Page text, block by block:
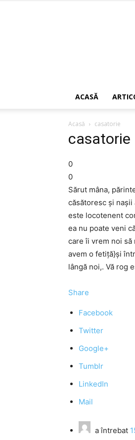
ACASĂ
Acasă casatorie
casatorie
0
0
Sărut mâna,
căsătoresc şi naşii
este locotenent
ea nu poate veni
care îi vrem noi să
avem o fetiţă}şi
lângă noi,. Vă rog
Share
Facebook
Twitter
Google+
Tumblr
LinkedIn
Mail
a întrebat